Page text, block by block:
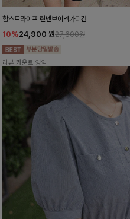
함스트라이프 린넨브이넥가디건
10%24,900 원27,600원
리뷰 카운트 영역